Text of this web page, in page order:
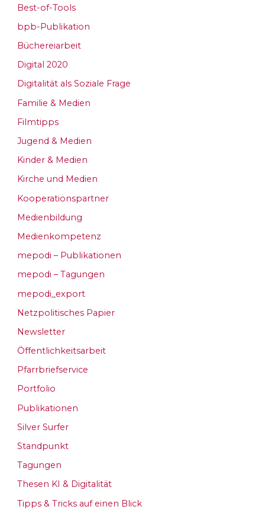
Best-of-Tools
bpb-Publikation
Büchereiarbeit
Digital 2020
Digitalität als Soziale Frage
Familie & Medien
Filmtipps
Jugend & Medien
Kinder & Medien
Kirche und Medien
Kooperationspartner
Medienbildung
Medienkompetenz
mepodi – Publikationen
mepodi – Tagungen
mepodi_export
Netzpolitisches Papier
Newsletter
Öffentlichkeitsarbeit
Pfarrbriefservice
Portfolio
Publikationen
Silver Surfer
Standpunkt
Tagungen
Thesen KI & Digitalität
Tipps & Tricks auf einen Blick